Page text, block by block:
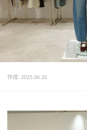
作成: 2025.06.26